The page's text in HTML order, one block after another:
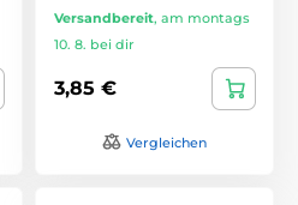
Versandbereit, am montags
10. 8. bei dir
3,85 €
Vergleichen